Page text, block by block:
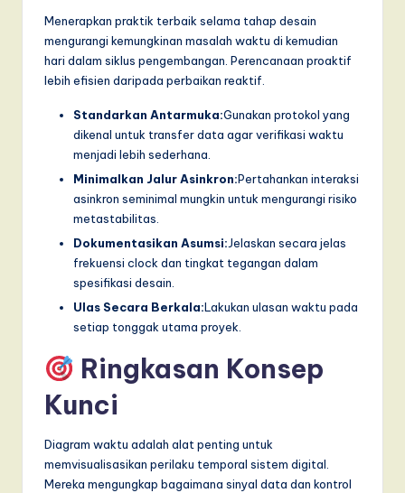
Menerapkan praktik terbaik selama tahap desain
mengurangi kemungkinan masalah waktu di kemudian
hari dalam siklus pengembangan. Perencanaan proaktif
lebih efisien daripada perbaikan reaktif.
Standarkan Antarmuka:Gunakan protokol yang
dikenal untuk transfer data agar verifikasi waktu
menjadi lebih sederhana.
Minimalkan Jalur Asinkron:Pertahankan interaksi
asinkron seminimal mungkin untuk mengurangi risiko
metastabilitas.
Dokumentasikan Asumsi:Jelaskan secara jelas
frekuensi clock dan tingkat tegangan dalam
spesifikasi desain.
Ulas Secara Berkala:Lakukan ulasan waktu pada
setiap tonggak utama proyek.
Ringkasan Konsep
Kunci
Diagram waktu adalah alat penting untuk
memvisualisasikan perilaku temporal sistem digital.
Mereka mengungkap bagaimana sinyal data dan kontrol